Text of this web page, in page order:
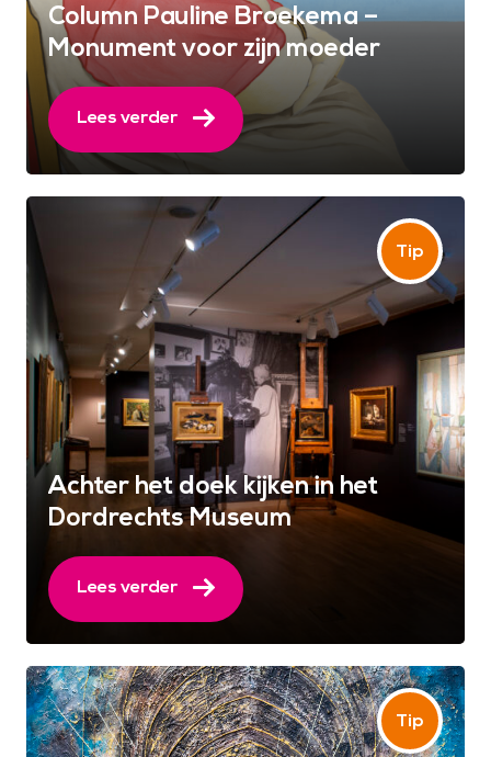
Column Pauline Broekema –
Monument voor zijn moeder
Lees verder
Achter het doek kijken in het
Dordrechts Museum
Lees verder